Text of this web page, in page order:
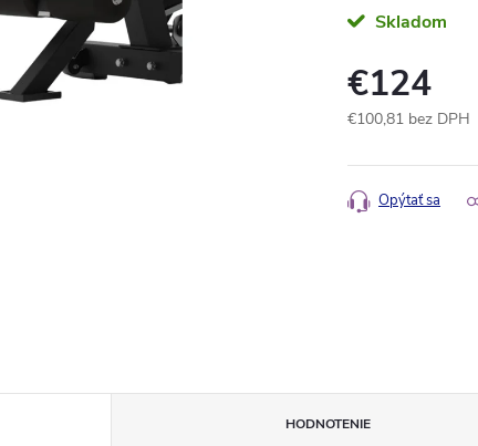
Skladom
€124
€100,81 bez DPH
cena:
Opýtať sa
HODNOTENIE